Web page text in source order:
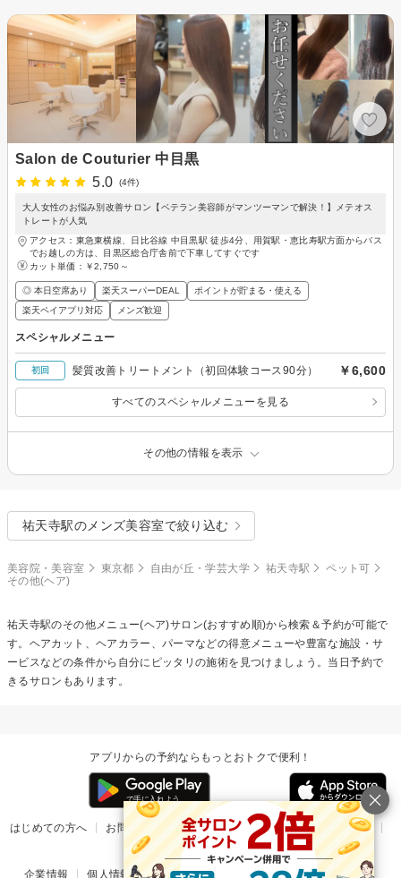
Salon de Couturier 中目黒
5.0
(4件)
大人女性のお悩み別改善サロン【ベテラン美容師がマンツーマンで解決！】メテオス
トレートが人気
アクセス：東急東横線、日比谷線 中目黒駅 徒歩4分、用賀駅・恵比寿駅方面からバス
でお越しの方は、目黒区総合庁舎前で下車してすぐです
カット単価： ￥2,750～
◎ 本日空席あり 楽天スーパーDEAL
ポイントが貯まる・使える
楽天ペイアプリ対応
メンズ歓迎
スペシャルメニュー
初回 髪質改善トリートメント（初回体験コース90分） ￥6,600
すべてのスペシャルメニューを見る
その他の情報を表示
祐天寺駅のメンズ美容室で絞り込む
美容院・美容室 東京都 自由が丘・学芸大学 祐天寺駅
ペット可
その他(ヘア)
祐天寺駅のその他メニュー(ヘア)サロン(おすすめ順)から検索＆予約が可能で
す。ヘアカット、ヘアカラー、パーマなどの得意メニューや豊富な施設・サ
ービスなどの条件から自分にピッタリの施術を見つけましょう。当日予約で
きるサロンもあります。
アプリからの予約ならもっとおトクで便利！
はじめての方へ お問い合わせ ヘルプ リリース情報
利用規約
掲載ご希望のサロン様
企業情報 個人情報保護方針 楽天のサービス一覧 アプリ一覧